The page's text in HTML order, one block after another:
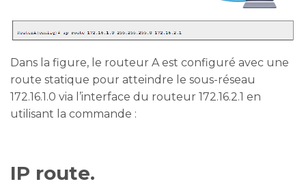
Dans la figure, le routeur A est configuré avec une
route statique pour atteindre le sous-réseau
172.16.1.0 via l’interface du routeur 172.16.2.1 en
utilisant la commande :
IP route.